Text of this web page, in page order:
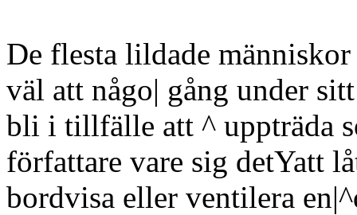
De flesta lildade
väl att någo| gång under
bli i tillfälle att ^ uppträda
författare vare sig detYatt
bordvisa eller ventilera